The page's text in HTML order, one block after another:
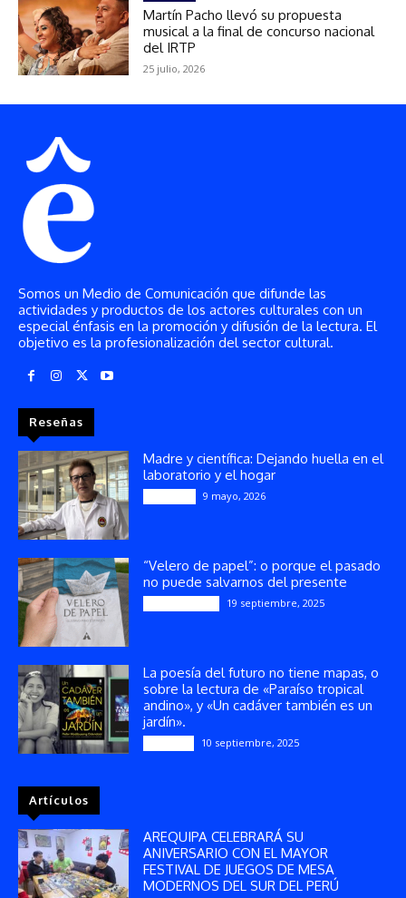
Somos un Medio de Comunicación que difunde las
actividades y productos de los actores culturales con un
especial énfasis en la promoción y difusión de la lectura. El
objetivo es la profesionalización del sector cultural.
Reseñas
Madre y científica: Dejando huella en el
laboratorio y el hogar
9 mayo, 2026
“Velero de papel”: o porque el pasado
no puede salvarnos del presente
19 septiembre, 2025
La poesía del futuro no tiene mapas, o
sobre la lectura de «Paraíso tropical
andino», y «Un cadáver también es un
jardín».
10 septiembre, 2025
Artículos
AREQUIPA CELEBRARÁ SU
ANIVERSARIO CON EL MAYOR
FESTIVAL DE JUEGOS DE MESA
MODERNOS DEL SUR DEL PERÚ